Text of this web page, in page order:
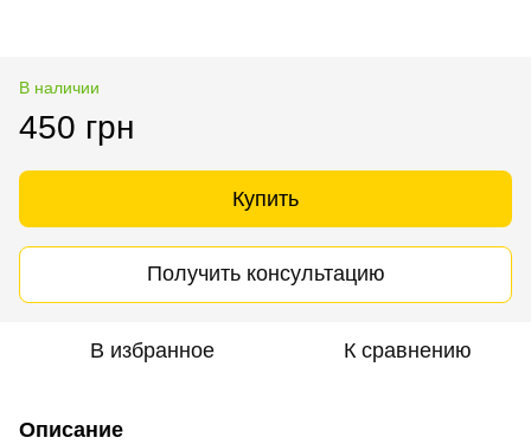
В наличии
450 грн
Купить
Получить консультацию
В избранное К сравнению
Описание